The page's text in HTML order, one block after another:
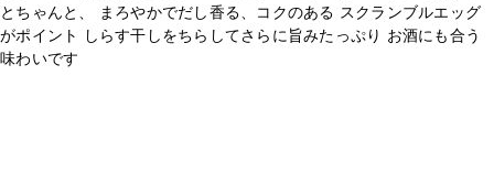
とちゃんと、 まろやかでだし香る、コクのある スクランブルエッグ
がポイント しらす干しをちらしてさらに旨みたっぷり お酒にも合う
味わいです